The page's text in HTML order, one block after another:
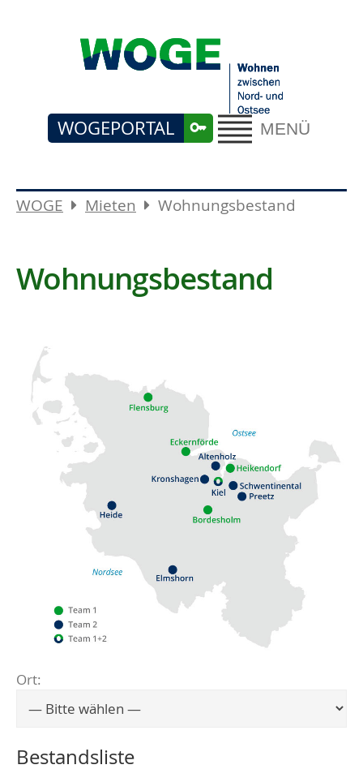
MENÜ
WOGEPORTAL
WOGE Mieten Wohnungsbestand
Wohnungsbestand
Eckernförde
Heikendorf
Kronshagen
Ort:
Wählen Sie einen Ort, um zur entsprechenden Seite
Bestandsliste